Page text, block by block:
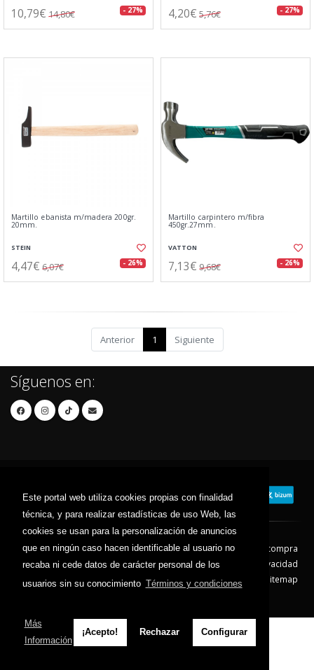
Este portal web utiliza cookies propias con finalidad
técnica, y para realizar estadísticas de uso Web, las
cookies se usan para la personalización de anuncios
que en ningún caso hacen identificable al usuario no
recaba ni cede datos de carácter personal de los
usuarios sin su conocimiento Términos y condiciones
Más
Información
¡Acepto! Rechazar Configurar
10,79€ 14,80€ - 27% 4,20€ 5,76€ - 27%
Martillo ebanista m/madera 200gr.
20mm.
STEIN
4,47€ 6,07€ - 26%
Martillo carpintero m/fibra
450gr.27mm.
VATTON
7,13€ 9,68€ - 26%
Anterior 1 Siguiente
Síguenos en:
Contacto Aviso Legal
Condiciones de compra
Política de envíos
Política de devolución
Política de Privacidad
Política de Cookies
Sitemap